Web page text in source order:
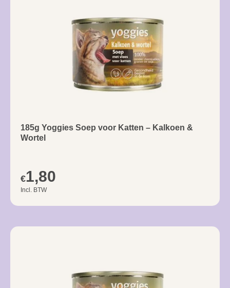
185g Yoggies Soep voor Katten – Kalkoen &
Wortel
€1,80
Incl. BTW